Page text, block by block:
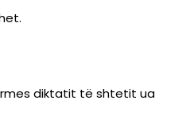
diktatit të shtetit ua